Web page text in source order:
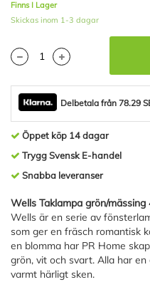
Finns I Lager
Skickas inom 1-3 dagar
Delbetala från 78.29
Öppet köp 14 dagar
Trygg Svensk E-handel
Snabba leveranser
Wells Taklampa grön/mässing
Wells är en serie av
som ger en fräsch romantisk
en blomma har PR Home
grön, vit och svart. Alla har
varmt härligt sken.